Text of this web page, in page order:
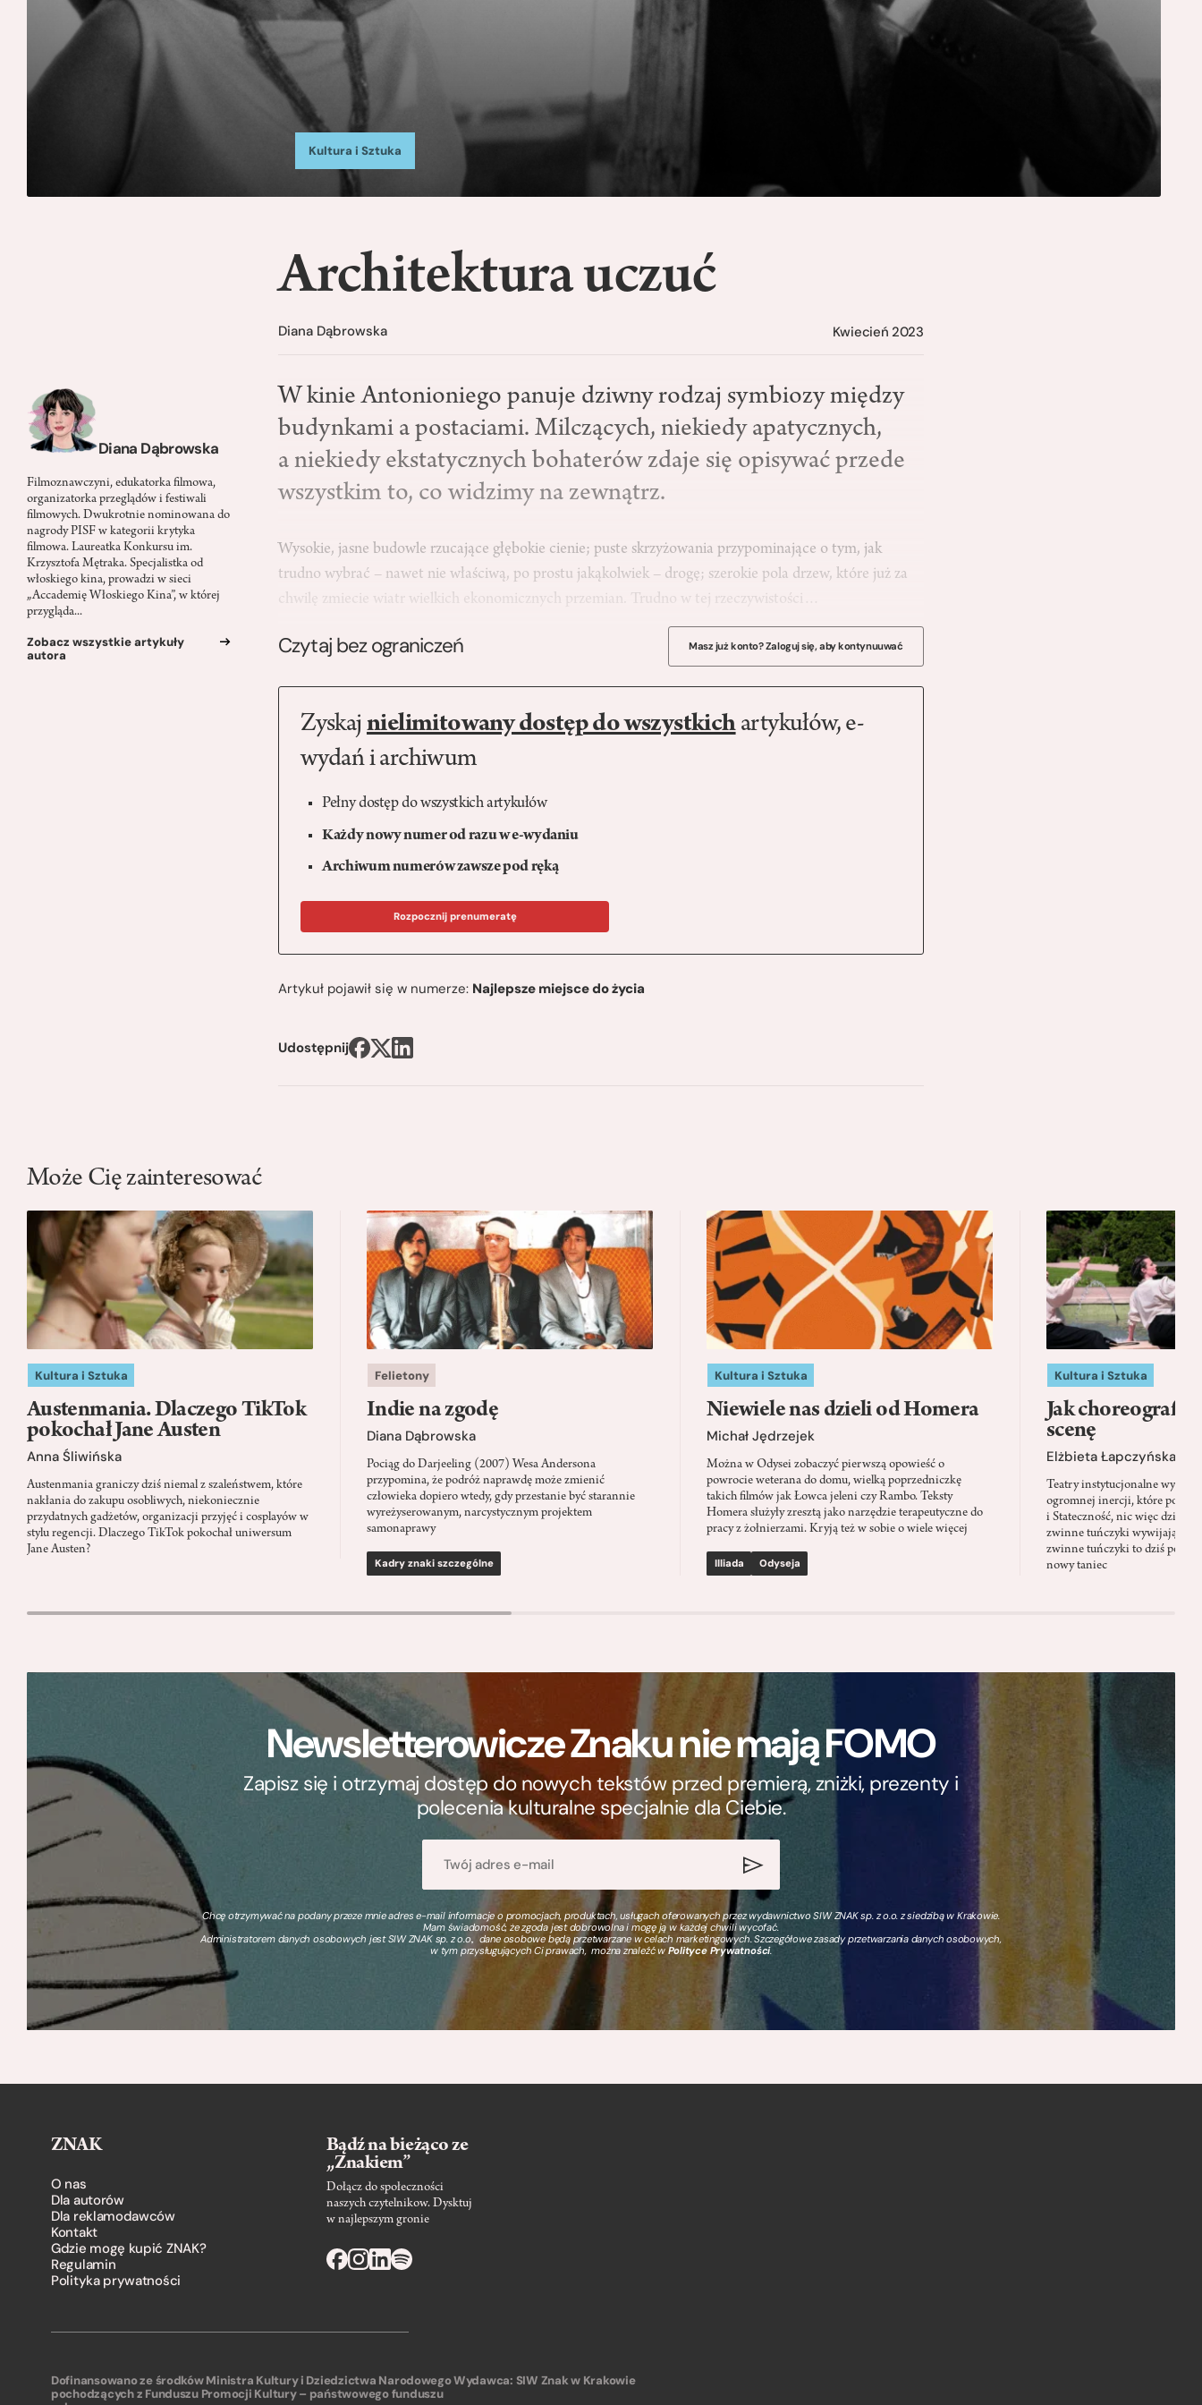
Kultura i Sztuka
Diana Dąbrowska
Filmoznawczyni, edukatorka filmowa,
organizatorka przeglądów i festiwali
filmowych. Dwukrotnie nominowana do
nagrody PISF w kategorii krytyka
filmowa. Laureatka Konkursu im.
Krzysztofa Mętraka. Specjalistka od
włoskiego kina, prowadzi w sieci
„Accademię Włoskiego Kina”, w której
przygląda...
Zobacz wszystkie artykuły
autora
Architektura uczuć
Diana Dąbrowska Kwiecień 2023
W kinie Antonioniego panuje dziwny rodzaj symbiozy między
budynkami a postaciami. Milczących, niekiedy apatycznych,
a niekiedy ekstatycznych bohaterów zdaje się opisywać przede
wszystkim to, co widzimy na zewnątrz.
Wysokie, jasne budowle rzucające głębokie cienie; puste skrzyżowania przypominające o tym, jak
trudno wybrać – nawet nie właściwą, po prostu jakąkolwiek – drogę; szerokie pola drzew, które już za
chwilę zmiecie wiatr wielkich ekonomicznych przemian. Trudno w tej rzeczywistości…
Czytaj bez ograniczeń Masz już konto? Zaloguj się, aby kontynuuwać
Zyskaj nielimitowany dostęp do wszystkichartykułów, e-
wydań i archiwum
Pełny dostęp do wszystkich artykułów
Każdy nowy numer od razu w e-wydaniu
Archiwum numerów zawsze pod ręką
Rozpocznij prenumeratę
Artykuł pojawił się w numerze: Najlepsze miejsce do życia
Udostępnij
Może Cię zainteresować
Kultura i Sztuka
Austenmania. Dlaczego TikTok
pokochał Jane Austen
Anna Śliwińska
Austenmania graniczy dziś niemal z szaleństwem, które
nakłania do zakupu osobliwych, niekoniecznie
przydatnych gadżetów, organizacji przyjęć i cosplayów w
stylu regencji. Dlaczego TikTok pokochał uniwersum
Jane Austen?
Felietony
Indie na zgodę
Diana Dąbrowska
Pociąg do Darjeeling (2007) Wesa Andersona
przypomina, że podróż naprawdę może zmienić
człowieka dopiero wtedy, gdy przestanie być starannie
wyreżyserowanym, narcystycznym projektem
samonaprawy
Kadry znaki szczególne
Kultura i Sztuka
Niewiele nas dzieli od Homera
Michał Jędrzejek
Można w Odysei zobaczyć pierwszą opowieść o
powrocie weterana do domu, wielką poprzedniczkę
takich filmów jak Łowca jeleni czy Rambo. Teksty
Homera służyły zresztą jako narzędzie terapeutyczne do
pracy z żołnierzami. Kryją też w sobie o wiele więcej
Illiada Odyseja
Kultura i Sztuka
Jak
scenę
Elżbieta Łapczyńska
Teatry instytucjonalne
ogromnej inercji, które ponad
i Stateczność, nic więc
zwinne tuńczyki wywijają
zwinne tuńczyki to dziś
nowy taniec
Newsletterowicze Znaku nie mają FOMO
Zapisz się i otrzymaj dostęp do nowych tekstów przed premierą, zniżki, prezenty i
polecenia kulturalne specjalnie dla Ciebie.
Chcę otrzymywać na podany przeze mnie adres e-mail informacje o promocjach, produktach, usługach oferowanych przez wydawnictwo SIW ZNAK sp. z o.o. z siedzibą w Krakowie.
Mam świadomość, że zgoda jest dobrowolna i mogę ją w każdej chwili wycofać.
Administratorem danych osobowych jest SIW ZNAK sp. z o.o., dane osobowe będą przetwarzane w celach marketingowych. Szczegółowe zasady przetwarzania danych osobowych,
w tym przysługujących Ci prawach, można znaleźć wPolityce Prywatności.
ZNAK
O nas
Dla autorów
Dla reklamodawców
Kontakt
Gdzie mogę kupić ZNAK?
Regulamin
Polityka prywatności
Bądź na bieżąco ze
„Znakiem”
Dołącz do społeczności
naszych czytelnikow. Dysktuj
w najlepszym gronie
Dofinansowano ze środków Ministra Kultury i Dziedzictwa Narodowego
pochodzących z Funduszu Promocji Kultury – państwowego funduszu
Wydawca: SIW Znak w Krakowie